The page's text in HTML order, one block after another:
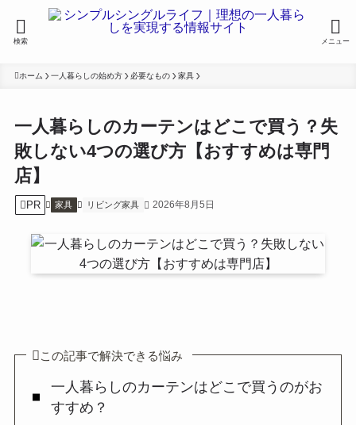
検索 メニュー
ホーム 一人暮らしの始め方 必要なもの 家具
一人暮らしのカーテンはどこで買う？失
敗しない4つの選び方【おすすめは専門
店】
PR 家具 リビング家具 2026年8月5日
この記事で解決できる悩み
一人暮らしのカーテンはどこで買うのがお
すすめ？